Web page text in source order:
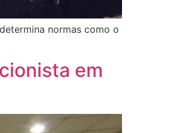
normas como o
em